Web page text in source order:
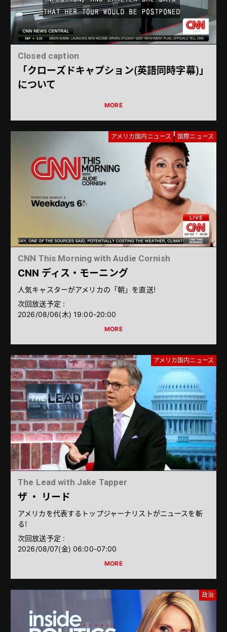
Closed caption
「クローズドキャプション（英語同時字幕）」
について
CNN This Morning with Audie Cornish
CNN ディス・モーニング
人気キャスターがアメリカの「朝」を直送！
次回放送予定 :
2026/08/06（木） 19:00-20:00
アメリカ国内ニュース 国際ニュース
The Lead with Jake Tapper
ザ ・ リード
アメリカを代表するトップジャーナリストがニュースを斬
る！
次回放送予定 :
2026/08/07（金） 06:00-07:00
アメリカ国内ニュース
政治